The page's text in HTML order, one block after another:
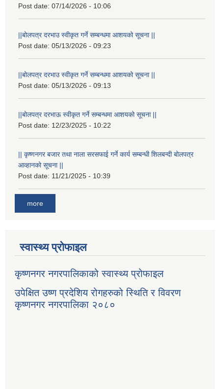
Post date: 07/14/2026 - 10:06
||बोलपत्र दरभाउ स्वीकृत गर्ने सम्बन्धमा आशयको सूचना ||
Post date: 05/13/2026 - 09:23
||बोलपत्र दरभाउ स्वीकृत गर्ने सम्बन्धमा आशयको सूचना ||
Post date: 05/13/2026 - 09:13
||बोलपत्र दरभाऊ स्वीकृत गर्ने सम्बन्धमा आशयको सूचना ||
Post date: 12/23/2025 - 10:22
|| कृष्णनगर बजार तथा नाला सरसफाई गर्ने कार्य सम्बन्धी शिलबन्दी बोलपत्र
आव्हानको सूचना ||
Post date: 11/21/2025 - 10:39
more
स्वास्थ्य प्रोफाइल
कृष्णनगर नगरपालिकाको स्वास्थ्य प्रोफाइल
उपेक्षित उष्ण प्रदेशिय रोगहरुको स्थिति र विवरण
कृष्णनगर नगरपालिका २०८०